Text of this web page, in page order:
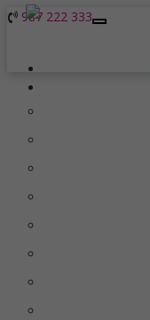
987 222 333
Toggle